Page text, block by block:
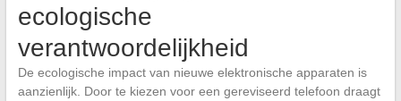
ecologische
verantwoordelijkheid
De ecologische impact van nieuwe elektronische apparaten is
aanzienlijk. Door te kiezen voor een gereviseerd telefoon draagt